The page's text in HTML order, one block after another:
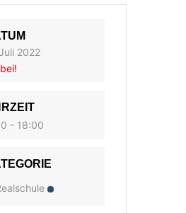
2022
- 18:00